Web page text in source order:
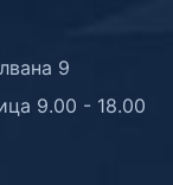
9
9.00 - 18.00